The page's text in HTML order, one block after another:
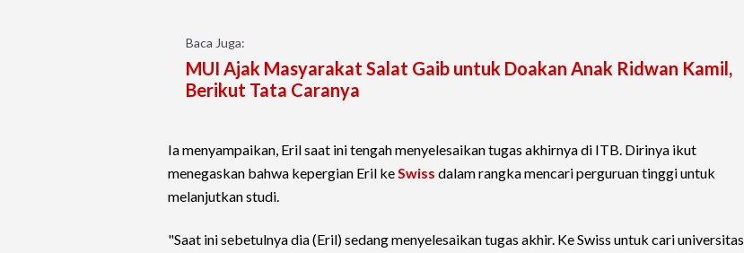
Baca Juga:
MUI Ajak Masyarakat Salat Gaib untuk Doakan Anak Ridwan Kamil,
Berikut Tata Caranya
Ia menyampaikan, Eril saat ini tengah menyelesaikan tugas akhirnya di ITB. Dirinya ikut
menegaskan bahwa kepergian Eril keSwiss dalam rangka mencari perguruan tinggi untuk
melanjutkan studi.
"Saat ini sebetulnya dia (Eril) sedang menyelesaikan tugas akhir. Ke Swiss untuk cari universitas